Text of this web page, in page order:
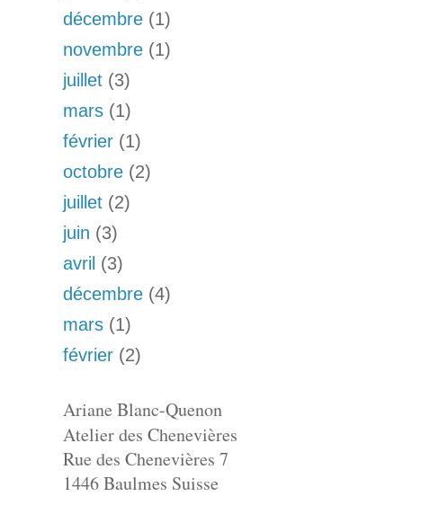
décembre (1)
novembre (1)
juillet (3)
mars (1)
février (1)
octobre (2)
juillet (2)
juin (3)
avril (3)
décembre (4)
mars (1)
février (2)
Ariane Blanc-Quenon
Atelier des Chenevières
Rue des Chenevières 7
1446 Baulmes Suisse